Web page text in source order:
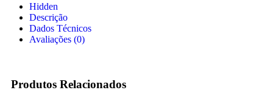
Hidden
Descrição
Dados Técnicos
Avaliações (0)
Produtos Relacionados